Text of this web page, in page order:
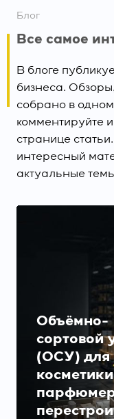
Блог
Все самое
В блоге
бизнеса.
собрано в
комментируйте
странице
интересный
актуальные
Объёмно-
сортовой
(ОСУ) для